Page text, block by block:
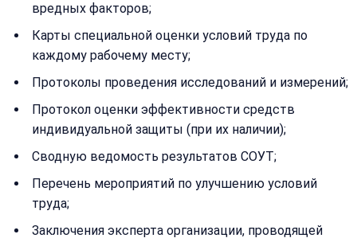
вредных факторов;
Карты специальной оценки условий труда по
каждому рабочему месту;
Протоколы проведения исследований и измерений;
Протокол оценки эффективности средств
индивидуальной защиты (при их наличии);
Сводную ведомость результатов СОУТ;
Перечень мероприятий по улучшению условий
труда;
Заключения эксперта организации, проводящей